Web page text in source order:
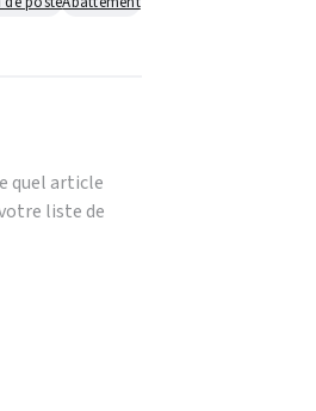
quel article
liste de